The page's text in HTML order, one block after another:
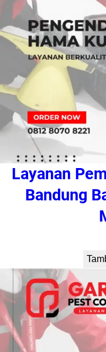
Layanan
Bandung